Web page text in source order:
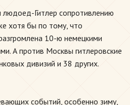
людоед-Гитлер сопротивлению
хотя бы по тому, что
10-ю немецкими
А против Москвы гитлеровские
дивизий и 38 других.
событий, особенно зиму,